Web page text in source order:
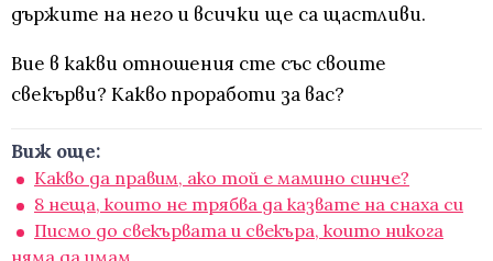
държите на него и всички ще са щастливи.
Вие в какви отношения сте със своите
свекърви? Какво проработи за вас?
Виж още:
Какво да правим, ако той е мамино синче?
8 неща, които не трябва да казвате на снаха си
Писмо до свекървата и свекъра, които никога
няма да имам